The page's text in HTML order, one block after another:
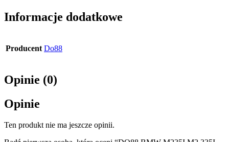
Informacje dodatkowe
Producent Do88
Opinie (0)
Opinie
Ten produkt nie ma jeszcze opinii.